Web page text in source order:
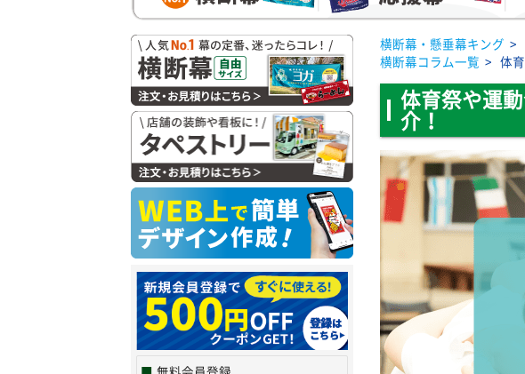
横断幕・懸垂幕キング >
横断幕コラム一覧 > 体
体育祭や運
介！